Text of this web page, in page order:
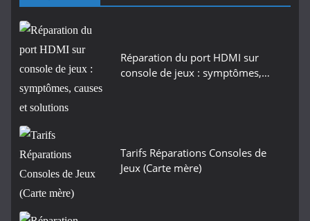
Réparation du port HDMI sur
console de jeux : symptômes,…
Tarifs Réparations Consoles de
Jeux (Carte mère)